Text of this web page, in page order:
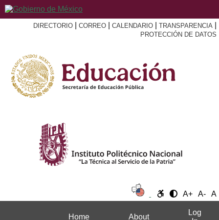
DIRECTORIO CORREO CALENDARIO TRANSPARENCIA
PROTECCIÓN DE DATOS
A+ A- A
Home About
Log